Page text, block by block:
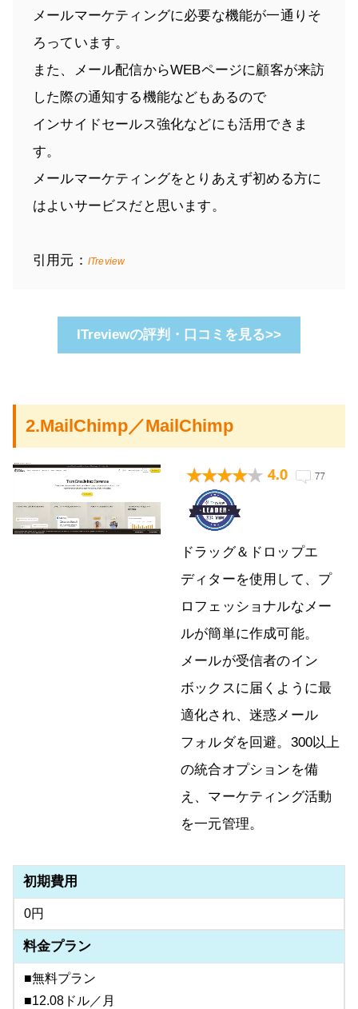
メールマーケティングに必要な機能が一通りそ
ろっています。
また、メール配信からWEBページに顧客が来訪
した際の通知する機能などもあるので
インサイドセールス強化などにも活用できま
す。
メールマーケティングをとりあえず初める方に
はよいサービスだと思います。
引用元： ITreview
ITreviewの評判・口コミを見る>>
2.MailChimp／MailChimp
ドラッグ＆ドロップエ
ディターを使用して、プ
ロフェッショナルなメー
ルが簡単に作成可能。
メールが受信者のイン
ボックスに届くように最
適化され、迷惑メール
フォルダを回避。300以上
の統合オプションを備
え、マーケティング活動
を一元管理。
初期費用
0円
料金プラン
■無料プラン
■12.08ドル／月